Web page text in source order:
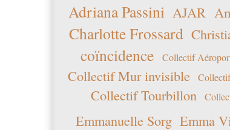
Adriana Passini AJAR
Charlotte Frossard
coïncidence
Collectif
Collectif Mur invisible
Collectif Tourbillon
Emmanuelle Sorg Emma